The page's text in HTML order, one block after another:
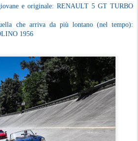
e originale: RENAULT 5 GT TURBO
che arriva da più lontano (nel tempo):
1956